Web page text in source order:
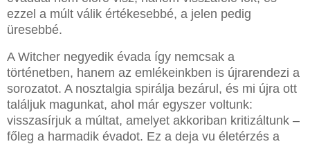
ezzel a múlt válik értékesebbé, a jelen pedig
üresebbé.
A Witcher negyedik évada így nemcsak a
történetben, hanem az emlékeinkben is újrarendezi a
sorozatot. A nosztalgia spirálja bezárul, és mi újra ott
találjuk magunkat, ahol már egyszer voltunk:
visszasírjuk a múltat, amelyet akkoriban kritizáltunk –
főleg a harmadik évadot. Ez a deja vu életérzés a